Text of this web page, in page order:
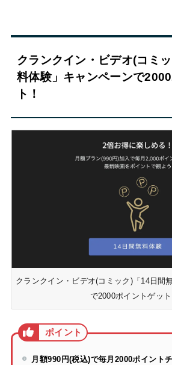
クランクイン・ビデオ(コミ
料体験」キャンペーンで
ト！
クランクイン・ビデオ(コミック)「14日間
で2000ポイントゲット
月額990円(税込)で毎月2000ポイント